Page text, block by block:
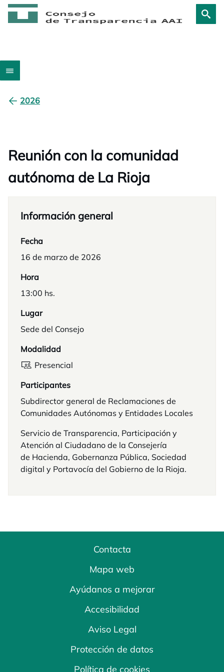
2026
Reunión con la comunidad
autónoma de La Rioja
Información general
Fecha
16 de marzo de 2026
Hora
13:00 hs.
Lugar
Sede del Consejo
Modalidad
Presencial
Participantes
Subdirector general de Reclamaciones de
Comunidades Autónomas y Entidades Locales
Servicio de Transparencia, Participación y
Atención al Ciudadano de la Consejería
de Hacienda, Gobernanza Pública, Sociedad
digital y Portavocía del Gobierno de la Rioja.
Contacta
Mapa web
Ayúdanos a mejorar
Accesibilidad
Aviso Legal
Protección de datos
Política de cookies